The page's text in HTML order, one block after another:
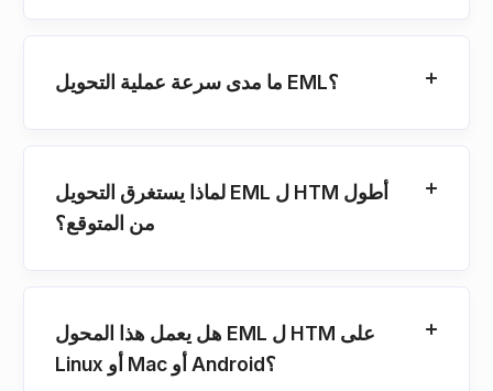
ما مدى سرعة عملية التحويل EML؟
لماذا يستغرق التحويل EML ل HTM أطول
من المتوقع؟
هل يعمل هذا المحول EML ل HTM على
Linux أو Mac أو Android؟